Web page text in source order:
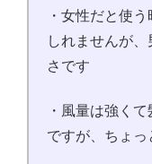
・女性だと使
しれませんが
さです
・風量は強く
ですが、ちょ